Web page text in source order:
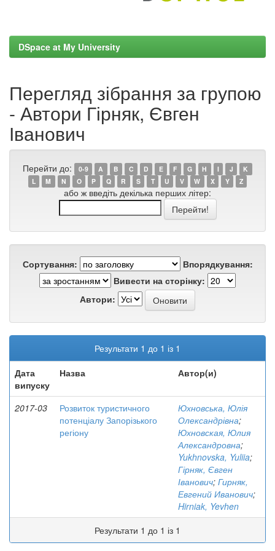
DSpace at My University
Перегляд зібрання за групою
- Автори Гірняк, Євген
Іванович
Перейти до: 0-9 A B C D E F G H I J
K
L
M N O P Q R S T U V W X Y Z
або ж введіть декілька перших літер:
Сортування:
Впорядкування:
Вивести на сторінку:
Автори:
Результати 1 до 1 із 1
Дата
випуску
Назва Автор(и)
2017-03
Розвиток туристичного
потенціалу Запорізького
регіону
Юхновська, Юлія
Олександрівна;
Юхновская, Юлия
Александровна;
Yukhnovska, Yuliia;
Гірняк, Євген
Іванович; Гирняк,
Евгений Иванович;
Hirniak, Yevhen
Результати 1 до 1 із 1